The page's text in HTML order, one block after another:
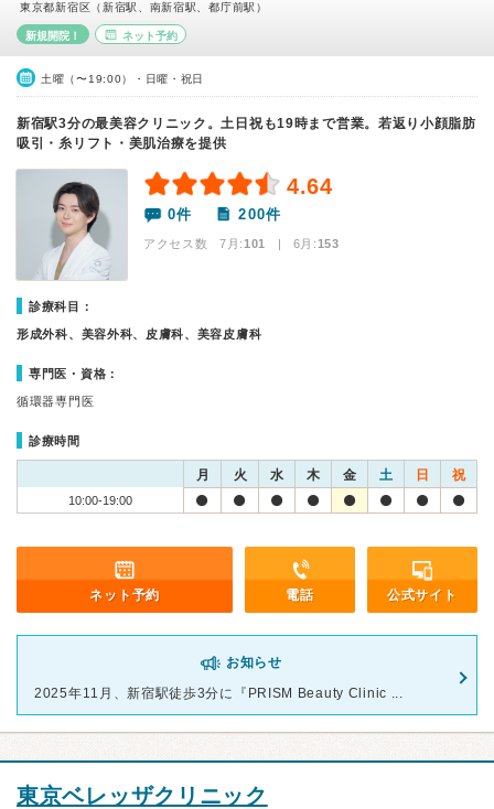
東京都新宿区（新宿駅、南新宿駅、都庁前駅）
新規開院！ ネット予約
土曜（〜19:00）・日曜・祝日
新宿駅3分の最美容クリニック。土日祝も19時まで営業。若返り小顔脂肪
吸引・糸リフト・美肌治療を提供
4.64
0件 200件
アクセス数 7月:101 | 6月:153
診療科目：
形成外科、美容外科、皮膚科、美容皮膚科
専門医・資格：
循環器専門医
診療時間
月 火 水 木 金 土 日 祝
10:00-19:00
ネット予約 電話 公式サイト
お知らせ
2025年11月、新宿駅徒歩3分に『PRISM Beauty Clinic ...
東京ベレッザクリニック